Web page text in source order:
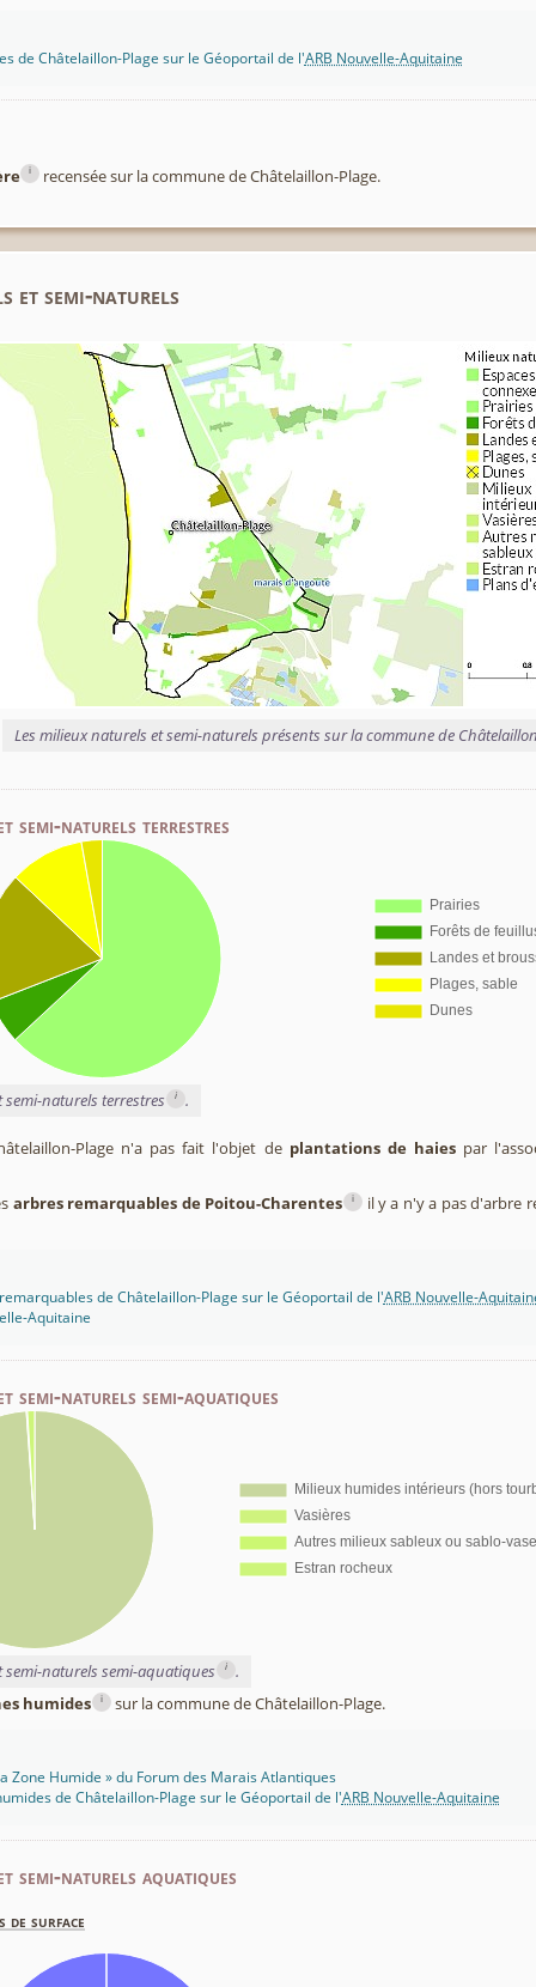
de Châtelaillon-Plage sur le Géoportail de l'ARB Nouvelle-Aquitaine
i recensée sur la commune de Châtelaillon-Plage.
et semi-naturels
Les milieux naturels et semi-naturels présents sur la commune de
semi-naturels terrestres
semi-naturels terrestres i .
Plage n'a pas fait l'objet de plantations de haiespar
arbres remarquables de Poitou-Charentes i il y a n'y a pas d'arbre
de Châtelaillon-Plage sur le Géoportail de l'ARB Nouvelle-
Aquitaine
naturels semi-aquatiques
semi-naturels semi-aquatiques i
.
humides
i sur la commune de Châtelaillon-Plage.
Zone Humide » du Forum des Marais Atlantiques
de Châtelaillon-Plage sur le Géoportail de l'ARB Nouvelle-Aquitaine
semi-naturels aquatiques
de surface